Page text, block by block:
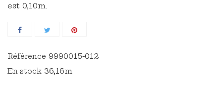
est 0,10m.
Référence 9990015-012
En stock 36,16m